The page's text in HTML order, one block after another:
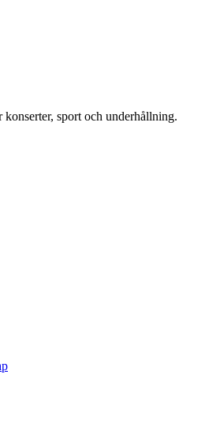
sport och underhållning.